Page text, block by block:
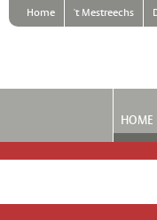
Home 't Mestreechs
HOME